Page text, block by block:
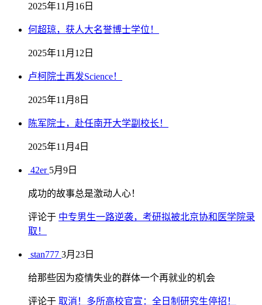
2025年11月16日
何超琼，获人大名誉博士学位！
2025年11月12日
卢柯院士再发Science！
2025年11月8日
陈军院士，赴任南开大学副校长！
2025年11月4日
42er 5月9日
成功的故事总是激动人心！
评论于 中专男生一路逆袭，考研拟被北京协和医学院录
取！
stan777 3月23日
给那些因为疫情失业的群体一个再就业的机会
评论于 取消！多所高校官宣：全日制研究生停招！